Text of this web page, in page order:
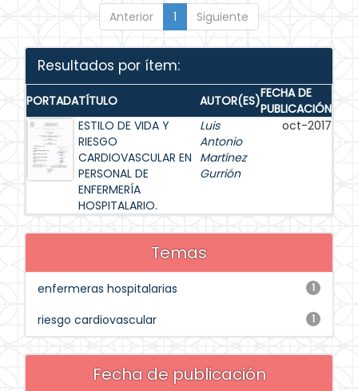
Anterior 1 Siguiente
Resultados por ítem:
PORTADATÍTULO AUTOR(ES)FECHA DE
PUBLICACIÓN
ESTILO DE VIDA Y
RIESGO
CARDIOVASCULAR EN
PERSONAL DE
ENFERMERÍA
HOSPITALARIO.
Luis
Antonio
Martínez
Gurrión
oct-2017
Temas
1
enfermeras hospitalarias
1
riesgo cardiovascular
Fecha de publicación